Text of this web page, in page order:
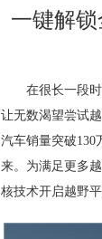
一键解
在很长一段
让无数渴望尝试
汽车销量突破130
来。为满足更多
核技术开启越野